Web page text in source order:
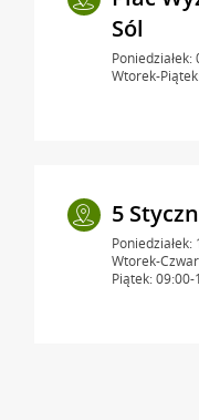
Sól
Wtorek-
5
Wtorek-
Piątek: 09:00-